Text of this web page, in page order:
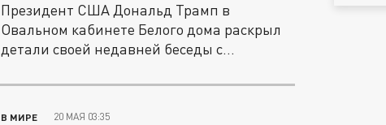
Президент США Дональд Трамп в
Овальном кабинете Белого дома раскрыл
детали своей недавней беседы с
В МИРЕ 20 МАЯ 03:35